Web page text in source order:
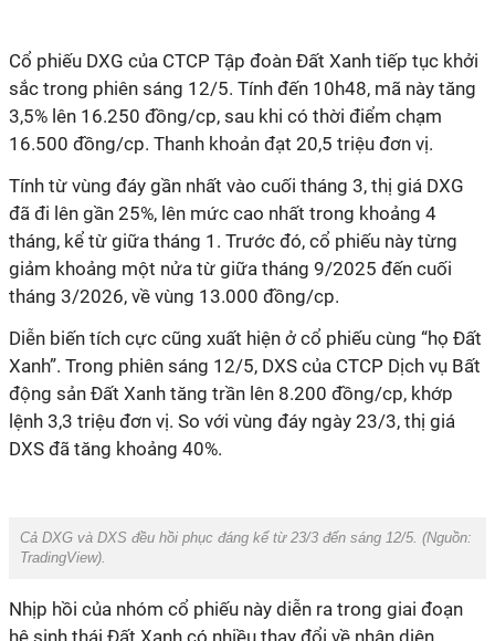
Cổ phiếu DXG của CTCP Tập đoàn Đất Xanh tiếp tục khởi
sắc trong phiên sáng 12/5. Tính đến 10h48, mã này tăng
3,5% lên 16.250 đồng/cp, sau khi có thời điểm chạm
16.500 đồng/cp. Thanh khoản đạt 20,5 triệu đơn vị.
Tính từ vùng đáy gần nhất vào cuối tháng 3, thị giá DXG
đã đi lên gần 25%, lên mức cao nhất trong khoảng 4
tháng, kể từ giữa tháng 1. Trước đó, cổ phiếu này từng
giảm khoảng một nửa từ giữa tháng 9/2025 đến cuối
tháng 3/2026, về vùng 13.000 đồng/cp.
Diễn biến tích cực cũng xuất hiện ở cổ phiếu cùng “họ Đất
Xanh”. Trong phiên sáng 12/5, DXS của CTCP Dịch vụ Bất
động sản Đất Xanh tăng trần lên 8.200 đồng/cp, khớp
lệnh 3,3 triệu đơn vị. So với vùng đáy ngày 23/3, thị giá
DXS đã tăng khoảng 40%.
Cả DXG và DXS đều hồi phục đáng kể từ 23/3 đến sáng 12/5. (Nguồn:
TradingView).
Nhịp hồi của nhóm cổ phiếu này diễn ra trong giai đoạn
hệ sinh thái Đất Xanh có nhiều thay đổi về nhận diện